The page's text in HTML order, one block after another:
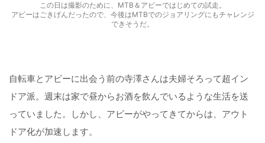
この日は撮影のために、MTB＆アビーではじめての試走。
アビーはごきげんだったので、今後はMTBでのジョアリングにもチャレンジ
できそうだ。
自転車とアビーに出会う前の寺澤さんは夫婦そろって超イン
ドア派。週末は家で昼からお酒を飲んでいるような生活を送
っていました。しかし、アビーがやってきてからは、アウト
ドア化が加速します。